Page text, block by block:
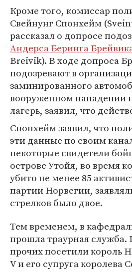
Кроме того, комиссар
Свейнунг Спонхейм
рассказал о допросе
Андерса Беринга
Breivik). В ходе допроса
подозревают в
заминированного
вооруженном нападении
лагерь, заявил, что
Спонхейм заявил, что
эти данные по своим
некоторые свидетели
острове Утойя, во время
убито не менее 85
партии Норвегии,
стрелков было двое.
Тем временем, в
прошла траурная
прочих посетили король
V и его супруга королева